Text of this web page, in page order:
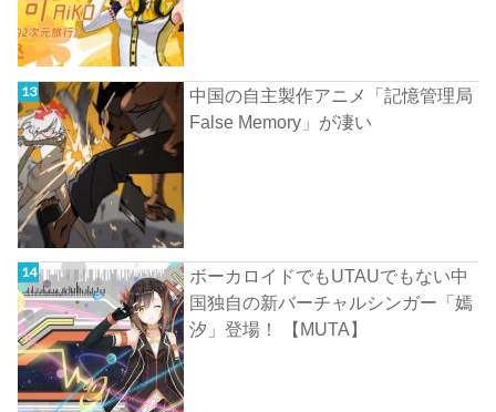
中国の自主製作アニメ「記憶管理局
False Memory」が凄い
ボーカロイドでもUTAUでもない中
国独自の新バーチャルシンガー「嫣
汐」登場！ 【MUTA】